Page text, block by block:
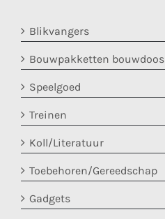
Blikvangers
Bouwpakketten bouwdoos
Speelgoed
Treinen
Koll/Literatuur
Toebehoren/Gereedschap
Gadgets